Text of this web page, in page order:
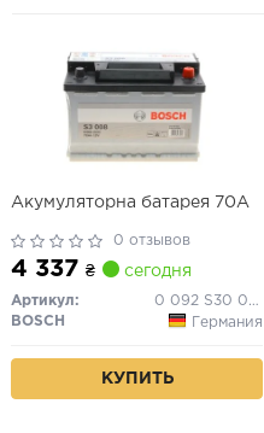
Акумуляторна батарея 70А
0 отзывов
4 337 ₴ сегодня
Артикул:
0 092 S30 080
BOSCH
Германия
КУПИТЬ